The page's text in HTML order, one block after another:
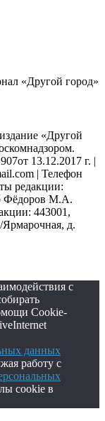
«Другой город»
«Другой
13.12.2017 г. |
| Телефон
редакции:
Фёдоров М.А.
443001,
Ярмарочная, д.
с
Cookie-
данных
работу с
cookie в